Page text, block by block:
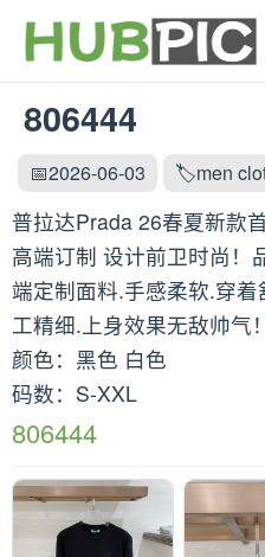
806444
📅2026-06-03 🏷️men
普拉达Prada 26春夏新款
高端订制 设计前卫时尚！
端定制面料.手感柔软.穿
工精细.上身效果无敌帅气
颜色：黑色 白色
码数：S-XXL
806444